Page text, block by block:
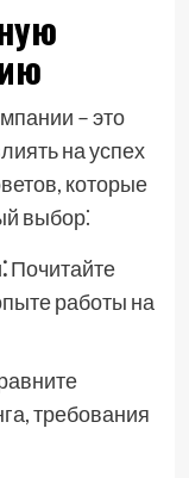
– это
на успех
которые
выбор⁚
Почитайте
работы на
требования